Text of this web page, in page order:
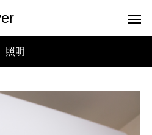
照明